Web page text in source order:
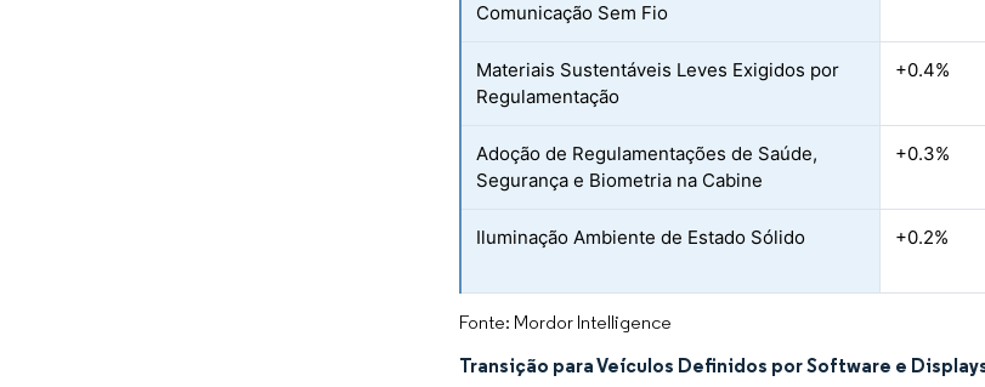
Comunicação Sem Fio
Materiais Sustentáveis Leves Exigidos por
Regulamentação
+0.4%
Adoção de Regulamentações de Saúde,
Segurança e Biometria na Cabine
+0.3%
Iluminação Ambiente de Estado Sólido +0.2%
Fonte: Mordor Intelligence
Transição para Veículos Definidos por Software e